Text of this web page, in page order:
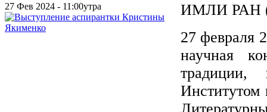
27 Фев 2024 - 11:00утра
ИМЛИ РАН
27 февраля
научная
традиции,